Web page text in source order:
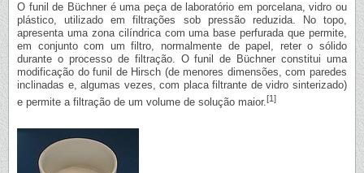
O funil de Büchner é uma peça de laboratório em porcelana, vidro ou
plástico, utilizado em filtrações sob pressão reduzida. No topo,
apresenta uma zona cilíndrica com uma base perfurada que permite,
em conjunto com um filtro, normalmente de papel, reter o sólido
durante o processo de filtração. O funil de Büchner constitui uma
modificação do funil de Hirsch (de menores dimensões, com paredes
inclinadas e, algumas vezes, com placa filtrante de vidro sinterizado)
e permite a filtração de um volume de solução maior.[1]